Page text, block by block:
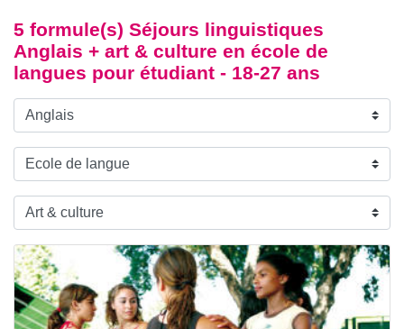
5 formule(s) Séjours linguistiques
Anglais + art & culture en école de
langues pour étudiant - 18-27 ans